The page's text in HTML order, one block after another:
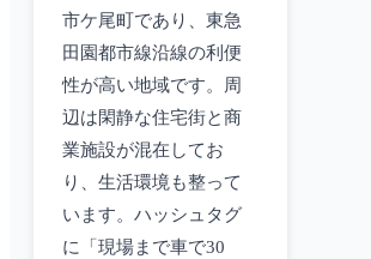
市ケ尾町であり、東急
田園都市線沿線の利便
性が高い地域です。周
辺は閑静な住宅街と商
業施設が混在してお
り、生活環境も整って
います。ハッシュタグ
に「現場まで車で30